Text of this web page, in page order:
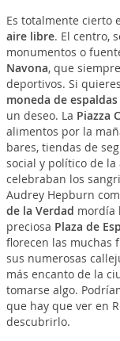
Es totalmente cierto
aire libre. El centro,
monumentos o
Navona, que
deportivos. Si
moneda de espaldas
un deseo. La Piazza
alimentos por la
bares, tiendas de
social y político de la
celebraban los
Audrey Hepburn
de la Verdad mordía
preciosa Plaza de
florecen las muchas
sus numerosas
más encanto de la
tomarse algo.
que hay que ver en
descubrirlo.